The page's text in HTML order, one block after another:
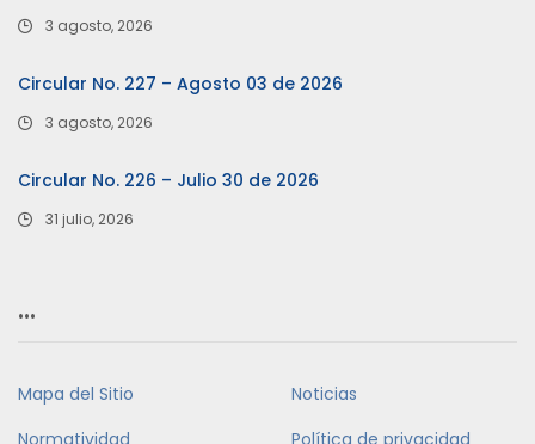
3 agosto, 2026
Circular No. 227 – Agosto 03 de 2026
3 agosto, 2026
Circular No. 226 – Julio 30 de 2026
31 julio, 2026
…
Mapa del Sitio
Noticias
Normatividad
Política de privacidad